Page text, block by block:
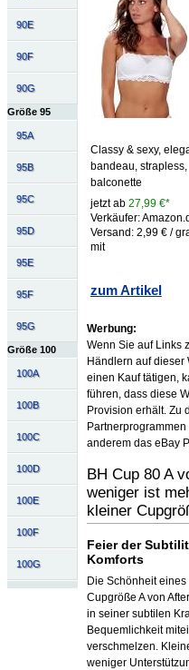
90E
90F
90G
Größe 95
95A
95B
95C
95D
95E
95F
95G
Größe 100
100A
100B
100C
100D
100E
100F
100G
Classy & sexy,
bandeau, strapless,
balconette
jetzt ab 27,99 €*
Verkäufer:
Versand: 2,99 € /
mit
zum Artikel
Werbung:
Wenn Sie auf Links
Händlern auf dieser
einen Kauf tätigen,
führen, dass diese
Provision erhält. Zu
anderem das eBay
BH Cup 80 A
weniger ist
kleiner
Feier der
Komforts
Die Schönheit
Cupgröße A von
in seiner subtilen
Bequemlichkeit
verschmelzen.
weniger